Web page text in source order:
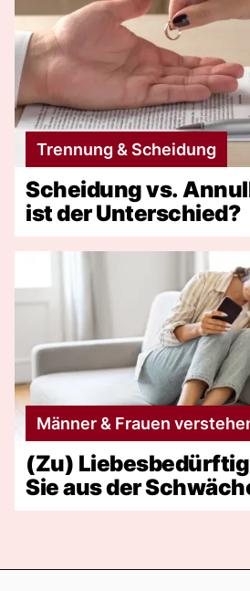
Trennung & Scheidung
Scheidung vs.
ist der Unterschied?
Männer & Frauen
(Zu)
Sie aus der